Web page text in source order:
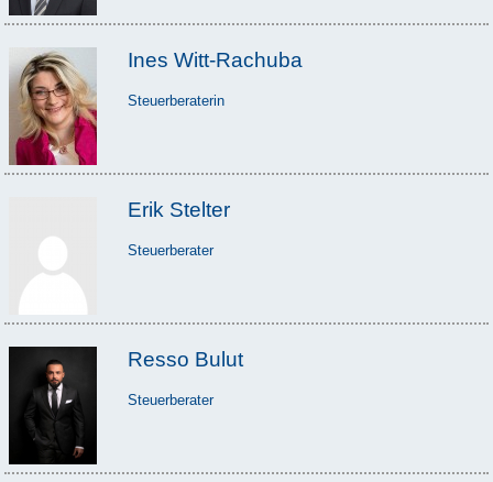
Ines Witt-Rachuba
Steuerberaterin
Erik Stelter
Steuerberater
Resso Bulut
Steuerberater